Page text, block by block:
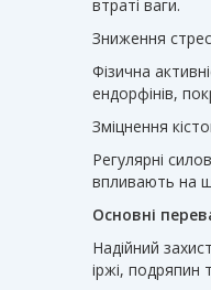
втраті ваги.
Зниження
Фізична
ендорфінів,
Зміцнення
Регулярні
впливають на
Основні
Надійний
іржі, подряпин